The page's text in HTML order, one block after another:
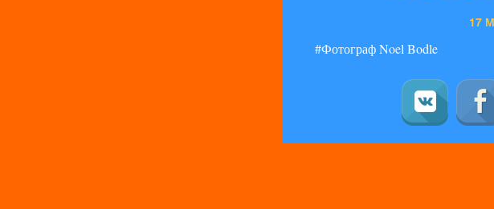
17
#Фотограф Noel Bodle